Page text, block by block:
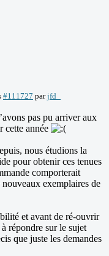
#111727 parjfd_
pas pu arriver aux
cette année
nous étudions la
pour obtenir ces tenues
comporterait
exemplaires de
et avant de ré-ouvrir
répondre sur le sujet
que juste les demandes